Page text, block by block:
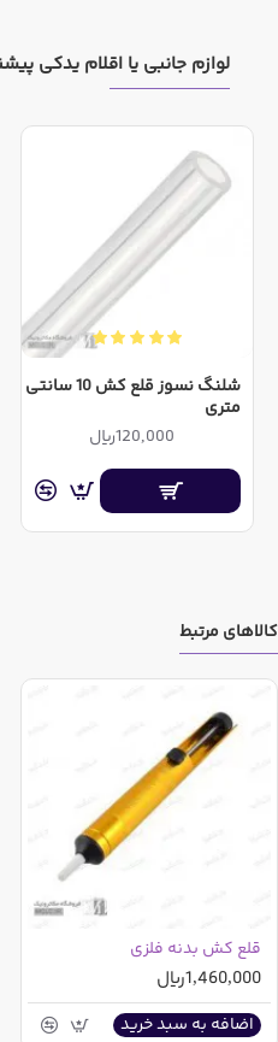
قابلیت اجرا 20N
لوازم جانبی یا اقلام یدکی
شلنگ نسوز قلع کش 10 سانتی
متری
120,000ریال
کالاهای مرتبط
قلع کش بدنه فلزی
1,460,000ریال
اضافه به سبد خرید